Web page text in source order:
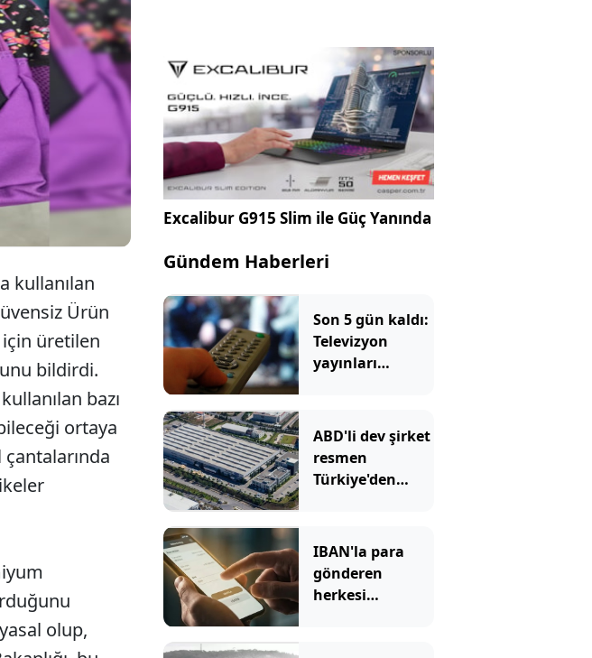
sağlık
son
tespit edildiğini
yasaklandı.
kullanılan
Ürün
için üretilen
bildirdi.
bazı
ortaya
olup,
Excalibur G915 Slim ile Güç Yanında
Gündem Haberleri
Son 5 gün kaldı:
Televizyon
yayınları
ABD'li dev şirket
resmen
Türkiye'den
IBAN'la para
gönderen
herkesi